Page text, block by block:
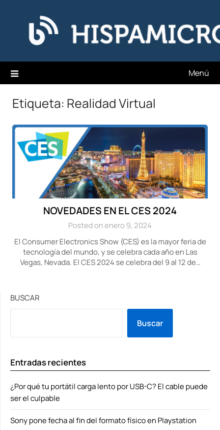
contenido
Hispamicro Blog
Menú
Etiqueta: Realidad Virtual
NOVEDADES EN EL CES 2024
Posted on enero 9, 2024
El Consumer Electronics Show (CES) es la mayor feria de
tecnología del mundo, y se celebra cada año en Las
Vegas, Nevada. El CES 2024 se celebra del 9 al 12 de…
BUSCAR
Buscar
Entradas recientes
¿Por qué tu portátil carga lento por USB-C? El cable puede
ser el culpable
Sony pone fecha al fin del formato físico en Playstation